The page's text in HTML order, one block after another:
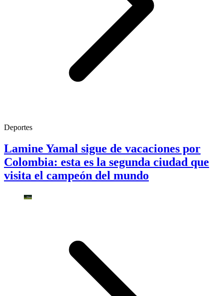
Deportes
Lamine Yamal sigue de vacaciones por
Colombia: esta es la segunda ciudad que
visita el campeón del mundo